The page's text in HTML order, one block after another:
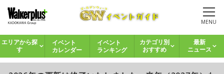
MENU
エリアから探
す
イベント
カレンダー
イベント
ランキング
カテゴリ別
おすすめ
最新
ニュース